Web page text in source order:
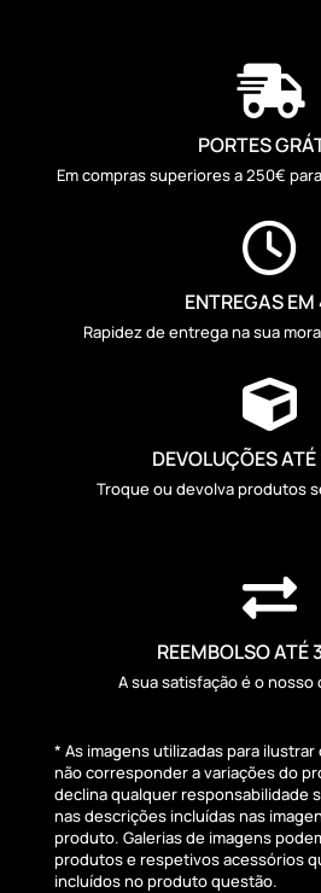

PORTES
Em compras superiores a 250€

ENTREGAS
Rapidez de entrega na sua

DEVOLUÇÕES
Troque ou devolva produtos

REEMBOLSO ATÉ
A sua satisfação é o nosso
* As imagens utilizadas para
não corresponder a variações do
declina qualquer responsabilidade
nas descrições incluídas nas
produto. Galerias de imagens
produtos e respetivos acessórios
incluídos no produto questão.